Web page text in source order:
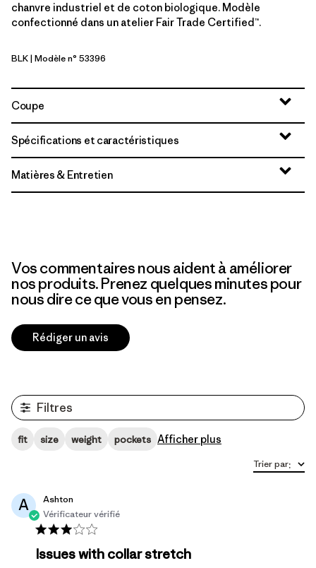
chanvre industriel et de coton biologique. Modèle
confectionné dans un atelier Fair Trade Certified™.
Black
BLK| Modèle n° 53396
Coupe
Spécifications et caractéristiques
Matières & Entretien
Vos commentaires nous aident à améliorer
nos produits. Prenez quelques minutes pour
nous dire ce que vous en pensez.
Rédiger un avis
Filtres
fit size weight pockets Afficher plus
Trier par:
A
Ashton
Vérificateur vérifié
Issues with collar stretch